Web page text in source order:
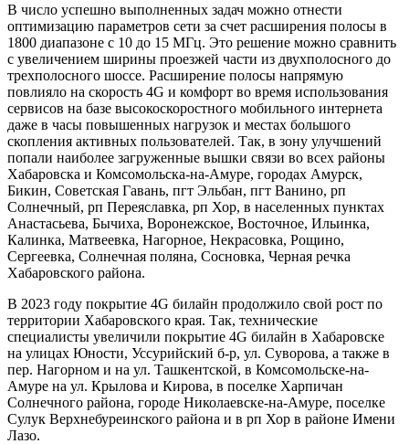
В число успешно выполненных задач можно отнести
оптимизацию параметров сети за счет расширения полосы в
1800 диапазоне с 10 до 15 МГц. Это решение можно сравнить
с увеличением ширины проезжей части из двухполосного до
трехполосного шоссе. Расширение полосы напрямую
повлияло на скорость 4G и комфорт во время использования
сервисов на базе высокоскоростного мобильного интернета
даже в часы повышенных нагрузок и местах большого
скопления активных пользователей. Так, в зону улучшений
попали наиболее загруженные вышки связи во всех районы
Хабаровска и Комсомольска-на-Амуре, городах Амурск,
Бикин, Советская Гавань, пгт Эльбан, пгт Ванино, рп
Солнечный, рп Переяславка, рп Хор, в населенных пунктах
Анастасьева, Бычиха, Воронежское, Восточное, Ильинка,
Калинка, Матвеевка, Нагорное, Некрасовка, Рощино,
Сергеевка, Солнечная поляна, Сосновка, Черная речка
Хабаровского района.
В 2023 году покрытие 4G билайн продолжило свой рост по
территории Хабаровского края. Так, технические
специалисты увеличили покрытие 4G билайн в Хабаровске
на улицах Юности, Уссурийский б-р, ул. Суворова, а также в
пер. Нагорном и на ул. Ташкентской, в Комсомольске-на-
Амуре на ул. Крылова и Кирова, в поселке Харпичан
Солнечного района, городе Николаевске-на-Амуре, поселке
Сулук Верхнебуреинского района и в рп Хор в районе Имени
Лазо.